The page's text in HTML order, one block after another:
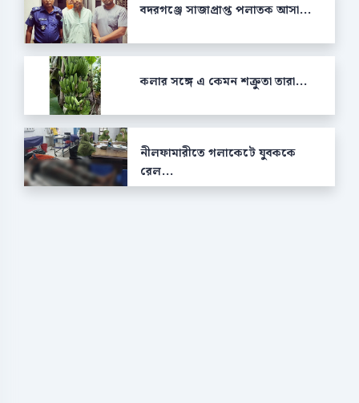
বদরগঞ্জে সাজাপ্রাপ্ত পলাতক আসা...
কলার সঙ্গে এ কেমন শক্রুতা তারা...
নীলফামারীতে গলাকেটে যুবককে
রেল...